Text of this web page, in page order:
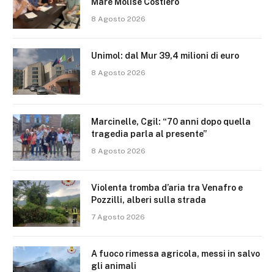
Mare Molise Costiero
8 Agosto 2026
Unimol: dal Mur 39,4 milioni di euro
8 Agosto 2026
Marcinelle, Cgil: “70 anni dopo quella
tragedia parla al presente”
8 Agosto 2026
Violenta tromba d’aria tra Venafro e
Pozzilli, alberi sulla strada
7 Agosto 2026
A fuoco rimessa agricola, messi in salvo
gli animali